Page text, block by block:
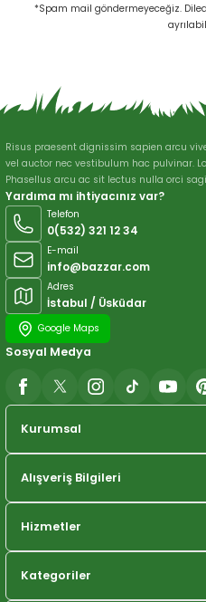
*Spam mail göndermeyeceğiz.
Risus praesent dignissim sapien arcu
vel auctor nec vestibulum hac pulvinar.
Phasellus arcu ac sit lectus nulla orci
Yardıma mı ihtiyacınız var?
Telefon
0(532) 321 12 34
E-mail
info@bazzar.com
Adres
İstabul / Üsküdar
Google Maps
Kurumsal
Alışveriş Bilgileri
Hizmetler
Kategoriler
Sosyal Medya